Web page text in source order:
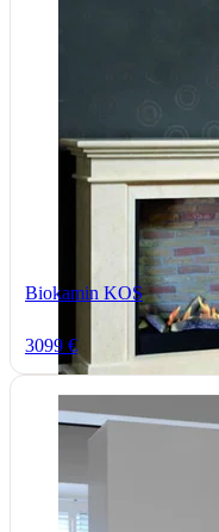
Biokamin KOS
3099 €